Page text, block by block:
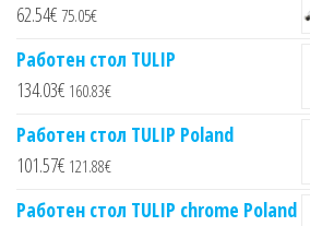
62.54€ 75.05€
Работен стол TULIP
134.03€ 160.83€
Работен стол TULIP Poland
101.57€ 121.88€
Работен стол TULIP chrome Poland